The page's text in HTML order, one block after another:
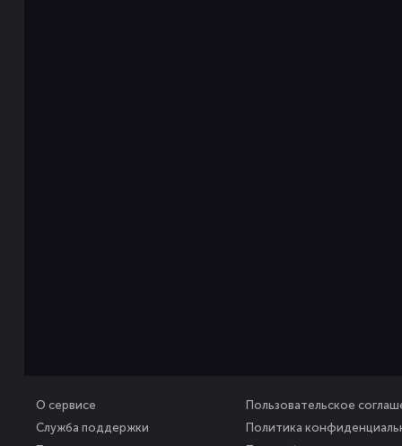
О сервисе
Служба поддержки
Пользовательское
Политика